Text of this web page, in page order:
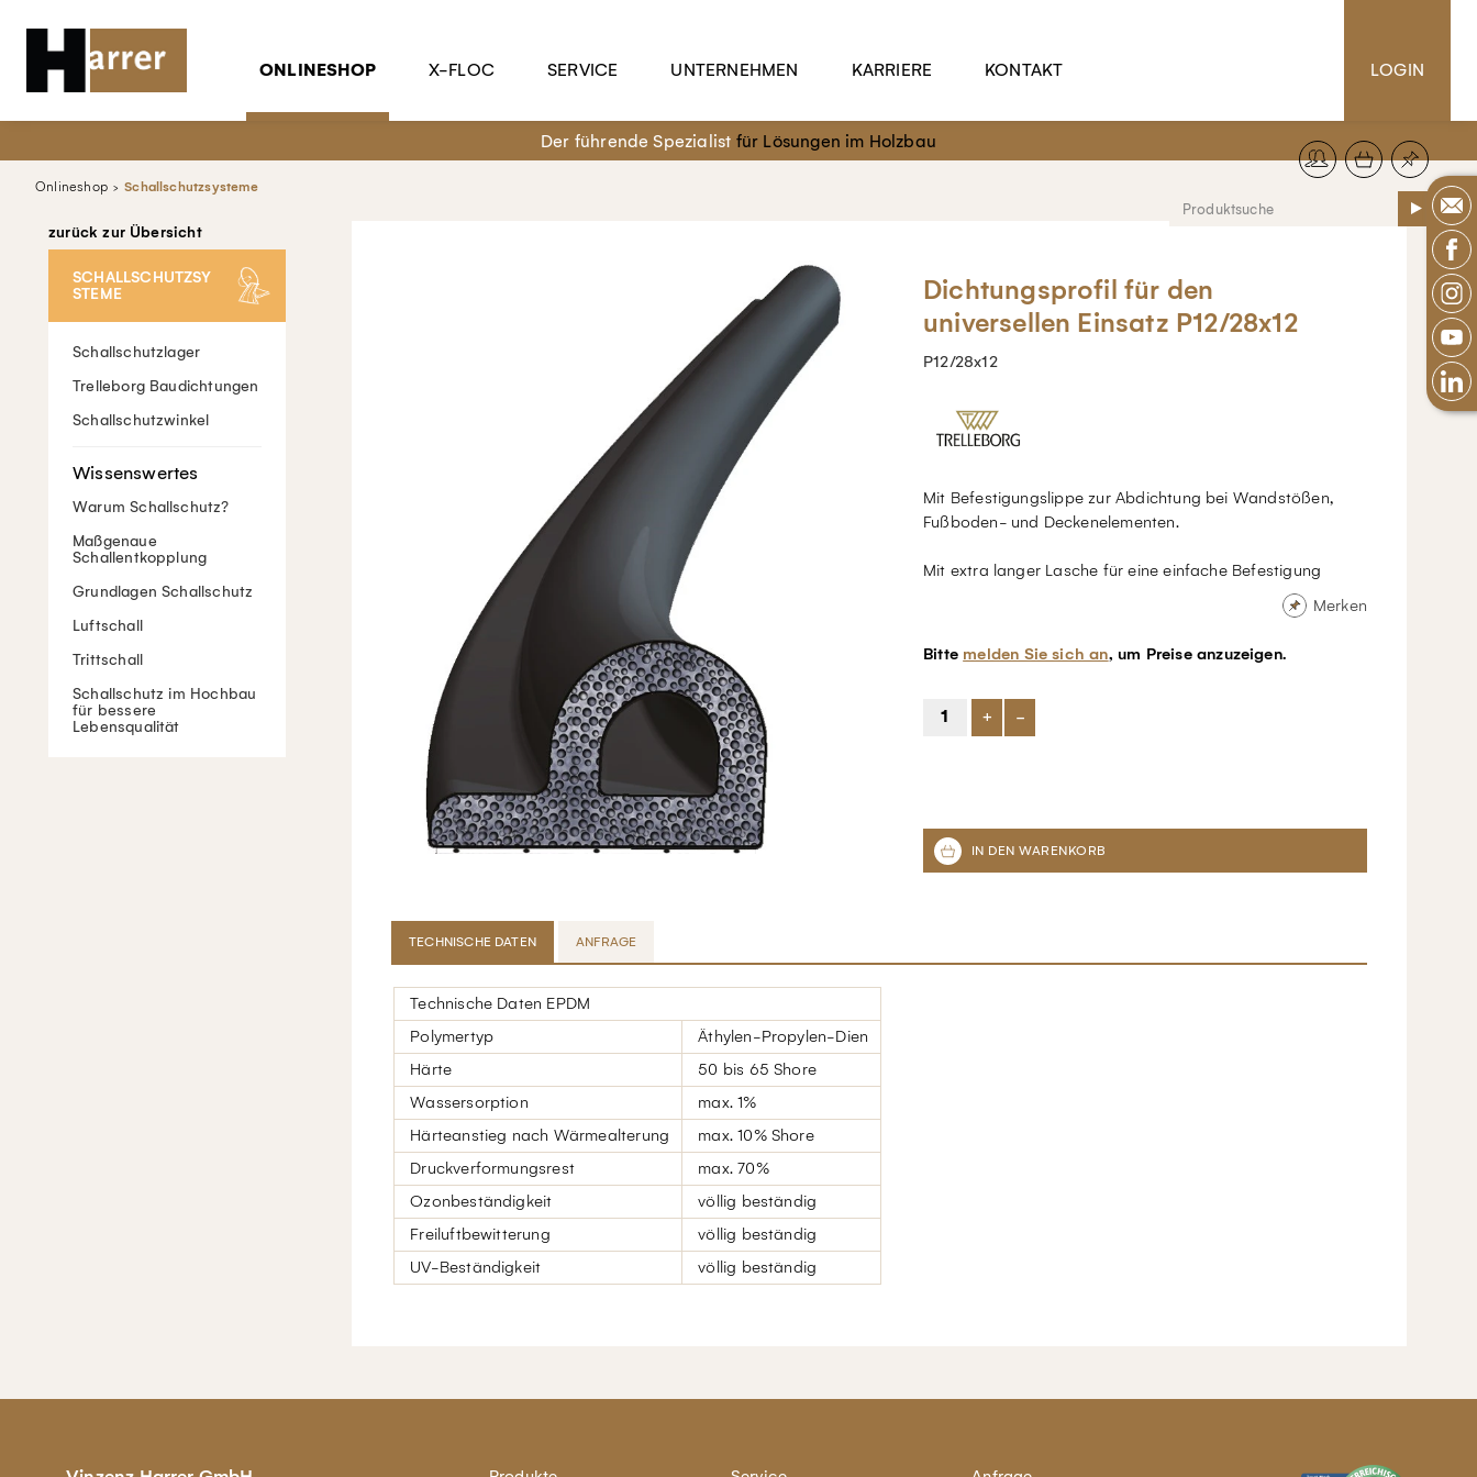
ONLINESHOP X-FLOC SERVICE UNTERNEHMEN KARRIERE KONTAKT LOGIN
Der führende Spezialist für Lösungen im Holzbau
Onlineshop Schallschutzsysteme
zurück zur Übersicht
SCHALLSCHUTZSY
STEME
Schallschutzlager
Trelleborg Baudichtungen
Schallschutzwinkel
Warum Schallschutz?
Maßgenaue
Schallentkopplung
Grundlagen Schallschutz
Luftschall
Trittschall
Schallschutz im Hochbau
für bessere
Lebensqualität
Dichtungsprofil für den
universellen Einsatz P12/28x12
P12/28x12
Mit Befestigungslippe zur Abdichtung bei Wandstößen,
Fußboden- und Deckenelementen.
Mit extra langer Lasche für eine einfache Befestigung
Merken
Bitte melden Sie sich an, um Preise anzuzeigen.
+ -
TECHNISCHE DATEN ANFRAGE
Technische Daten EPDM
Polymertyp
Äthylen-Propylen-Dien
Härte
50 bis 65 Shore
Wassersorption
max. 1%
Härteanstieg nach Wärmealterung
max. 10% Shore
Druckverformungsrest
max. 70%
Ozonbeständigkeit
völlig beständig
Freiluftbewitterung
völlig beständig
UV-Beständigkeit
völlig beständig